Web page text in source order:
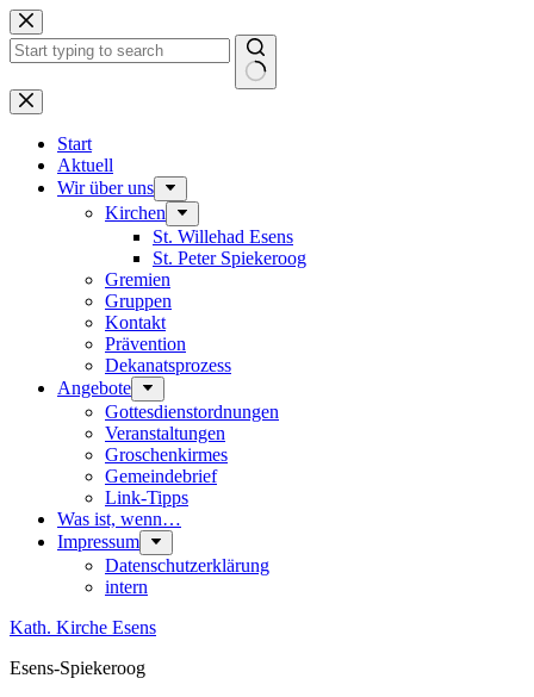
Zum
Inhalt
springen
Keine
Ergebnisse
Start
Aktuell
Wir über uns
Kirchen
St. Willehad Esens
St. Peter Spiekeroog
Gremien
Gruppen
Kontakt
Prävention
Dekanatsprozess
Angebote
Gottesdienstordnungen
Veranstaltungen
Groschenkirmes
Gemeindebrief
Link-Tipps
Was ist, wenn…
Impressum
Datenschutzerklärung
intern
Kath. Kirche Esens
Esens-Spiekeroog